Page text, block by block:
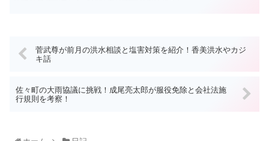
菅武尊が前月の洪水相談と塩害対策を紹介！香美洪水やカジ
キ話
佐々町の大雨協議に挑戦！成尾亮太郎が服役免除と会社法施
行規則を考察！